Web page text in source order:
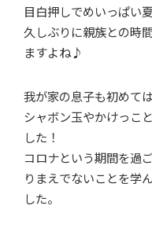
目白押しでめいっぱい
久しぶりに親族との時
ますよね♪
我が家の息子も初めて
シャボン玉やかけっこ
した！
コロナという期間を過
りまえでないことを学
した。